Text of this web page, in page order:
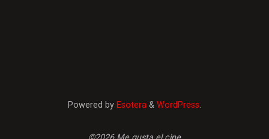
Powered by Esotera & WordPress.